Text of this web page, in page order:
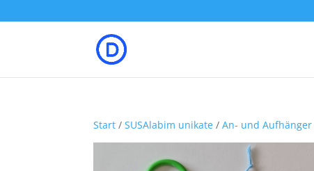
Start /SUSAlabim unikate /An- und Aufhänger